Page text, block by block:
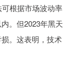
根据市场波动率
。但2023年黑天
。这表明，技术